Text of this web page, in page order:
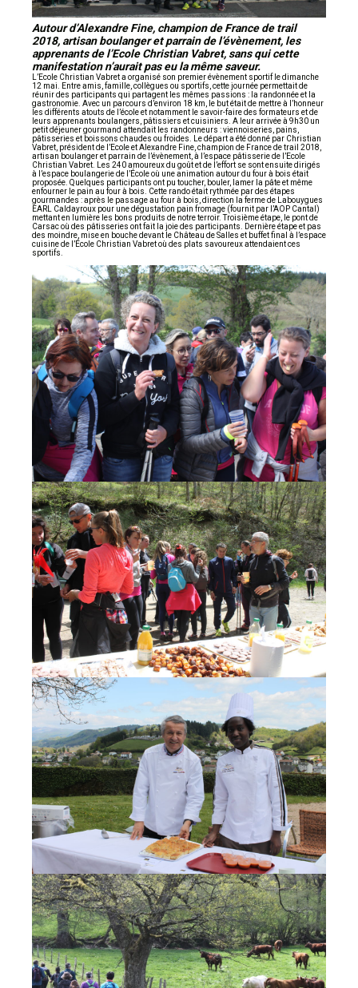
Autour d’Alexandre Fine, champion de France de trail
2018, artisan boulanger et parrain de l’évènement, les
apprenants de l’Ecole Christian Vabret, sans qui cette
manifestation n’aurait pas eu la même saveur.
L’Ecole Christian Vabret a organisé son premier évènement sportif le dimanche
12 mai. Entre amis, famille, collègues ou sportifs, cette journée permettait de
réunir des participants qui partagent les mêmes passions : la randonnée et la
gastronomie. Avec un parcours d’environ 18 km, le but était de mettre à l’honneur
les différents atouts de l’école et notamment le savoir-faire des formateurs et de
leurs apprenants boulangers, pâtissiers et cuisiniers. A leur arrivée à 9h30 un
petit déjeuner gourmand attendait les randonneurs : viennoiseries, pains,
pâtisseries et boissons chaudes ou froides. Le départ a été donné par Christian
Vabret, président de l’Ecole et Alexandre Fine, champion de France de trail 2018,
artisan boulanger et parrain de l’évènement, à l’espace pâtisserie de l’Ecole
Christian Vabret. Les 240 amoureux du goût et de l’effort se sont ensuite dirigés
à l’espace boulangerie de l’École où une animation autour du four à bois était
proposée. Quelques participants ont pu toucher, bouler, lamer la pâte et même
enfourner le pain au four à bois. Cette rando était rythmée par des étapes
gourmandes : après le passage au four à bois, direction la ferme de Labouygues
EARL Caldayroux pour une dégustation pain fromage (fournit par l’AOP Cantal)
mettant en lumière les bons produits de notre terroir. Troisième étape, le pont de
Carsac où des pâtisseries ont fait la joie des participants. Dernière étape et pas
des moindre, mise en bouche devant le Château de Salles et buffet final à l’espace
cuisine de l’École Christian Vabret où des plats savoureux attendaient ces
sportifs.